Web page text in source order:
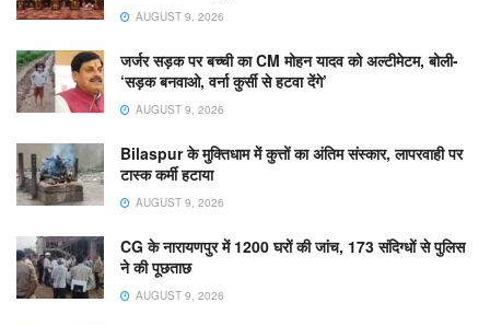
AUGUST 9, 2026
जर्जर सड़क पर बच्ची का CM मोहन यादव को अल्टीमेटम, बोली-
‘सड़क बनवाओ, वर्ना कुर्सी से हटवा देंगे’
AUGUST 9, 2026
Bilaspur के मुक्तिधाम में कुत्तों का अंतिम संस्कार, लापरवाही पर
टास्क कर्मी हटाया
AUGUST 9, 2026
CG के नारायणपुर में 1200 घरों की जांच, 173 संदिग्धों से पुलिस
ने की पूछताछ
AUGUST 9, 2026